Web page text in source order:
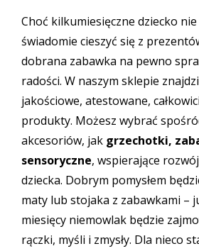
Choć kilkumiesięczne dziecko
świadomie cieszyć się z
dobrana zabawka na pewno
radości. W naszym sklepie
jakościowe, atestowane,
produkty. Możesz wybrać
akcesoriów, jak grzechotki,
sensoryczne, wspierające
dziecka. Dobrym pomysłem
maty lub stojaka z zabawkami –
miesięcy niemowlak będzie
rączki, myśli i zmysły. Dla nieco